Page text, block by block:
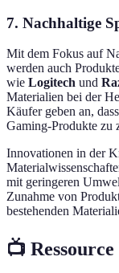
7. Nachhaltige
Mit dem Fokus auf
werden auch
wie Logitech und
Materialien bei der
Käufer geben an,
Gaming-Produkte zu
Innovationen in der
mit geringeren
Zunahme von
bestehenden
📺